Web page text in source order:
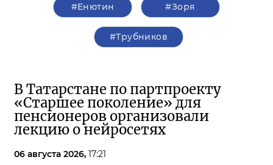
#Енютин #Зоря
#Трубников
В Татарстане по партпроекту
«Старшее поколение» для
пенсионеров организовали
лекцию о нейросетях
06 августа 2026, 17:21